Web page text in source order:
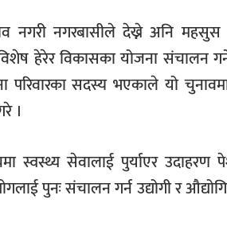
नगरी नगरबासीले देख्ने अनि महसुस
हेरेर विकासका योजना संचालन
परिवारका सदस्य भएकाले यो
।
स्वस्थ्य सेवालाई पुर्याएर
पुनः संचालन गर्न उद्योगी र